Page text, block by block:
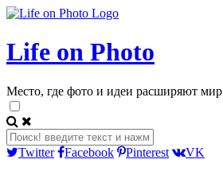
Life on Photo
Место, где фото и идеи расширяют мир
Twitter Facebook Pinterest
VK